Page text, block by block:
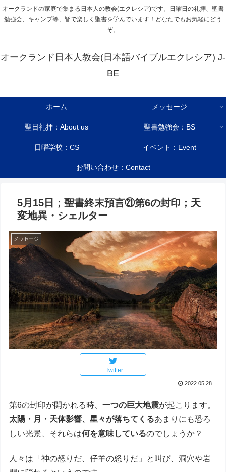
オークランドの家庭で集まる日本人の教会(エクレシア)です。日曜日の礼拝、聖書
勉強会、キャンプ等、皆で楽しく聖書を学んでいます！どなたでもお気軽にどう
ぞ。
オークランド日本人教会(日本語バイブルエクレシア) J-
BE
ホーム メッセージ
聖日礼拝：About us 聖書勉強会：BS
日曜学校：CS イベント：Event
お問い合わせ：Contact
5月15日；聖書終末預言㉑第6の封印；天
変地異・シェルター
メッセージ
Twitter
2022.05.28
第6の封印が開かれる時、一つの巨大地震が起こります。
太陽・月・天体影響、星々が落ちてくるあまりにも恐ろ
しい光景、それらは何を意味しているのでしょうか？
人々は「神の怒りだ、仔羊の怒りだ」と叫び、洞穴や岩